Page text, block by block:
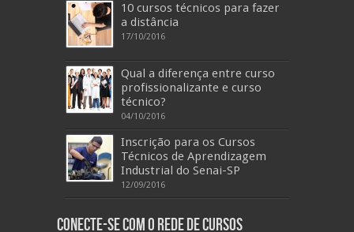
10 cursos técnicos para fazer
a distância
17/10/2016
Qual a diferença entre curso
profissionalizante e curso
técnico?
04/10/2016
Inscrição para os Cursos
Técnicos de Aprendizagem
Industrial do Senai-SP
12/09/2016
Conecte-se com o Rede de Cursos